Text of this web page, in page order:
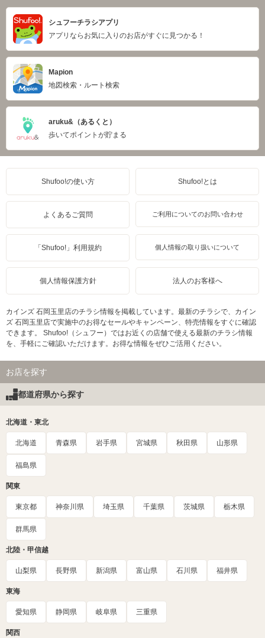
シュフーチラシアプリ
アプリならお気に入りのお店がすぐに見つかる！
Mapion
地図検索・ルート検索
aruku&（あるくと）
歩いてポイントが貯まる
Shufoo!の使い方 Shufoo!とは
よくあるご質問 ご利用についてのお問い合わせ
「Shufoo!」利用規約 個人情報の取り扱いについて
個人情報保護方針 法人のお客様へ
カインズ 石岡玉里店のチラシ情報を掲載しています。最新のチラシで、カイン
ズ 石岡玉里店で実施中のお得なセールやキャンペーン、特売情報をすぐに確認
できます。 Shufoo!（シュフー）ではお近くの店舗で使える最新のチラシ情報
を、手軽にご確認いただけます。お得な情報をぜひご活用ください。
お店を探す
都道府県から探す
北海道・東北
北海道 青森県 岩手県 宮城県 秋田県 山形県
福島県
関東
東京都 神奈川県 埼玉県 千葉県 茨城県 栃木県
群馬県
北陸・甲信越
山梨県 長野県 新潟県 富山県 石川県 福井県
東海
愛知県 静岡県 岐阜県 三重県
関西